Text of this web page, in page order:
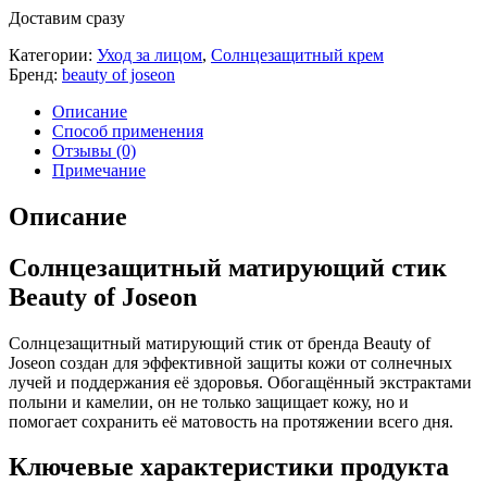
Доставим сразу
Категории: Уход за лицом, Солнцезащитный крем
Бренд: beauty of joseon
Описание
Способ применения
Отзывы (0)
Примечание
Описание
Солнцезащитный матирующий стик
Beauty of Joseon
Солнцезащитный матирующий стик от бренда Beauty of
Joseon создан для эффективной защиты кожи от солнечных
лучей и поддержания её здоровья. Обогащённый экстрактами
полыни и камелии, он не только защищает кожу, но и
помогает сохранить её матовость на протяжении всего дня.
Ключевые характеристики продукта